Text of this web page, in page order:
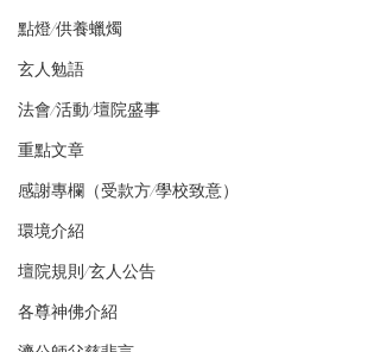
點燈/供養蠟燭
玄人勉語
法會/活動/壇院盛事
重點文章
感謝專欄（受款方/學校致意）
環境介紹
壇院規則/玄人公告
各尊神佛介紹